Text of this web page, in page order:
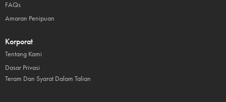
FAQs
Amaran Penipuan
Korporat
Tentang Kami
Dasar Privasi
Teram Dan Syarat Dalam Talian